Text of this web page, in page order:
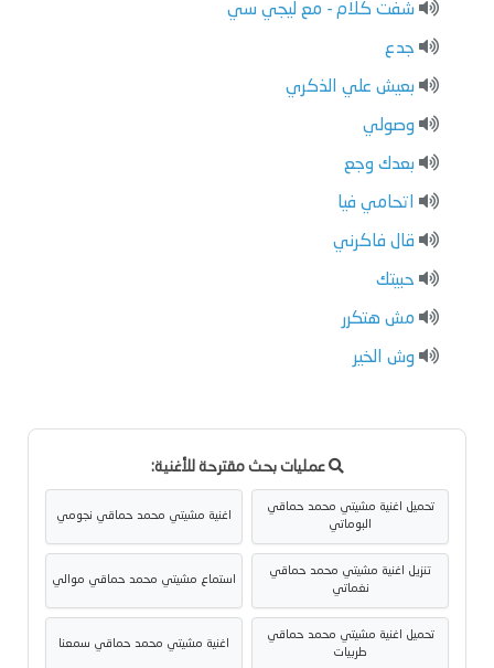
شفت كلام - مع ليجي سي
جدع
بعيش علي الذكري
وصولي
بعدك وجع
اتحامي فيا
قال فاكرني
حبيتك
مش هتكرر
وش الخير
عمليات بحث مقترحة للأغنية:
تحميل اغنية مشيتي محمد حماقي
البوماتي
اغنية مشيتي محمد حماقي نجومي
تنزيل اغنية مشيتي محمد حماقي
نغماتي
استماع مشيتي محمد حماقي موالي
تحميل اغنية مشيتي محمد حماقي
طربيات
اغنية مشيتي محمد حماقي سمعنا